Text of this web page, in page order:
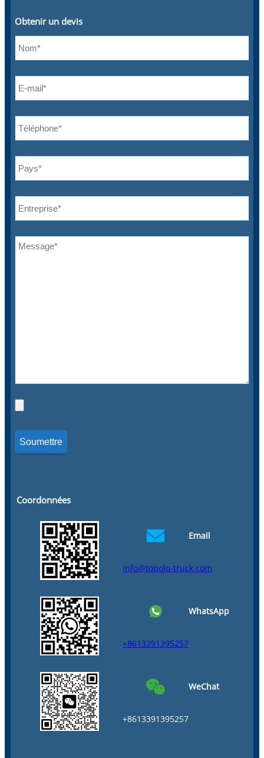
Obtenir un devis
Coordonnées
Email
info@topolo-truck.com
WhatsApp
+8613391395257
WeChat
+8613391395257